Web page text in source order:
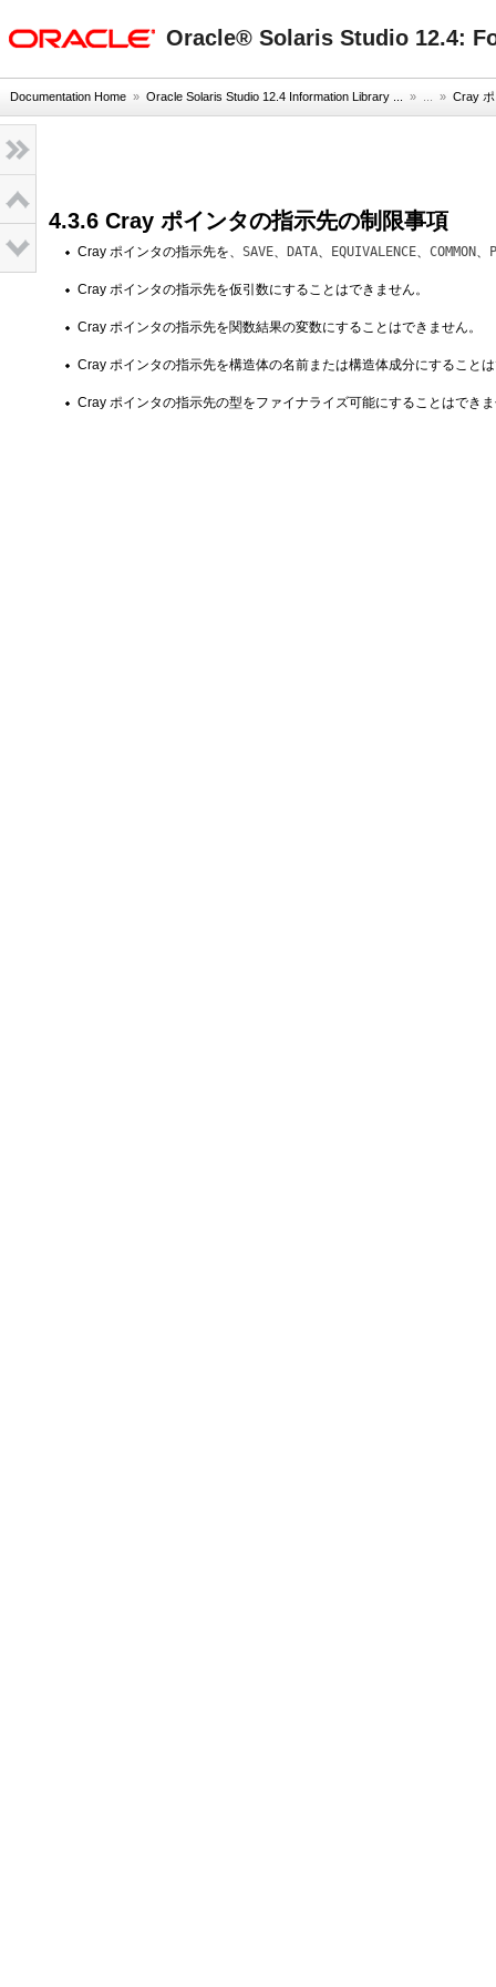
Oracle® Solaris Studio 12.4:
Documentation Home » Oracle Solaris Studio 12.4 Information Library ... » ... » Cray
4.3.6 Cray ポインタの指示先の制限事項
Cray ポインタの指示先を、 SAVE、 DATA、 EQUIVALENCE、 COMMON、
Cray ポインタの指示先を仮引数にすることはできません。
Cray ポインタの指示先を関数結果の変数にすることはできません。
Cray ポインタの指示先を構造体の名前または構造体成分にすること
Cray ポインタの指示先の型をファイナライズ可能にすることはでき